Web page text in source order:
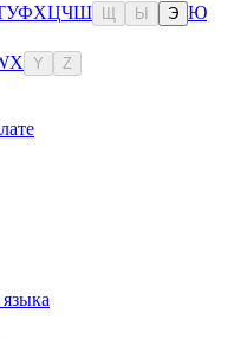
УФХЦЧШ Ы Э Ю
X Y Z